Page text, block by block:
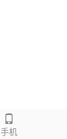
手机